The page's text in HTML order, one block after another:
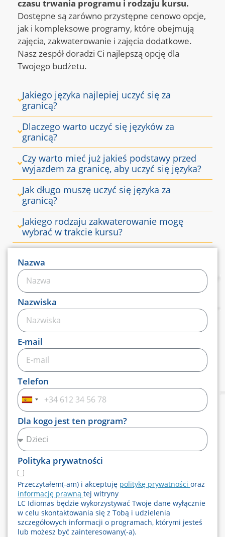
Nazwa
Nazwiska
E-mail
Telefon
Hiszpania
+34
Dla kogo jest ten program?
Polityka prywatności
Przeczytałem(-am) i akceptuję politykę prywatności oraz
informację prawną tej witryny
LC Idiomas będzie wykorzystywać Twoje dane wyłącznie
w celu skontaktowania się z Tobą i udzielenia
szczegółowych informacji o programach, którymi jesteś
lub możesz być zainteresowany(-a).
czasu trwania programu i rodzaju kursu.
Dostępne są zarówno przystępne cenowo opcje,
jak i kompleksowe programy, które obejmują
zajęcia, zakwaterowanie i zajęcia dodatkowe.
Nasz zespół doradzi Ci najlepszą opcję dla
Twojego budżetu.
Jakiego języka najlepiej uczyć się za
granicą?
Dlaczego warto uczyć się języków za
granicą?
Czy warto mieć już jakieś podstawy przed
wyjazdem za granicę, aby uczyć się języka?
Jak długo muszę uczyć się języka za
granicą?
Jakiego rodzaju zakwaterowanie mogę
wybrać w trakcie kursu?